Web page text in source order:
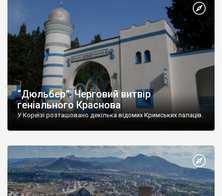
“Дюльбер”. Черговий витвір
геніального Краснова
У Кореїзі розташовано декілька відомих Кримських палаців.